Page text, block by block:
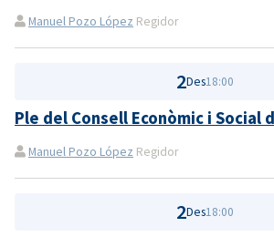
Manuel Pozo López Regidor
2Des18:00
Ple del Consell Econòmic i Social
Manuel Pozo López Regidor
2Des18:00